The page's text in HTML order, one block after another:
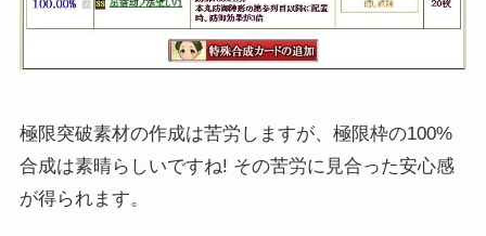
極限突破素材の作成は苦労しますが、極限枠の100%
合成は素晴らしいですね! その苦労に見合った安心感
が得られます。